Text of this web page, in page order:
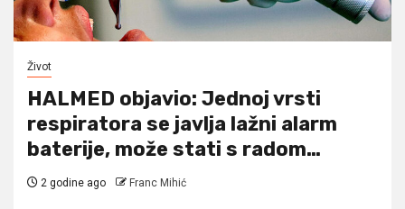
Život
HALMED objavio: Jednoj vrsti
respiratora se javlja lažni alarm
baterije, može stati s radom…
2 godine ago Franc Mihić